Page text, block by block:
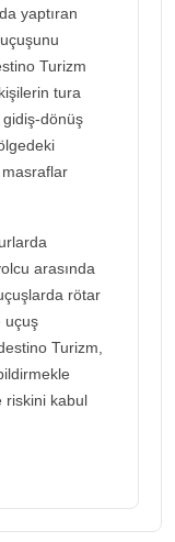
yaptıran
Turizm
tura
gidiş-dönüş
arasında
rötar
uçuş
Turizm,
riskini kabul